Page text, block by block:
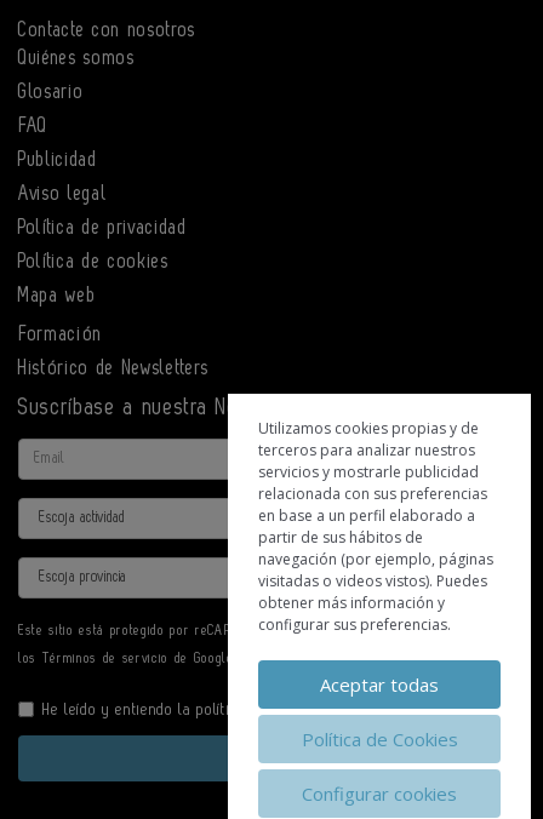
Contacte con nosotros
Quiénes somos
Glosario
FAQ
Publicidad
Aviso legal
Política de privacidad
Política de cookies
Mapa web
Formación
Histórico de Newsletters
Suscríbase a nuestra Newsletter
Email
Actividad
Provincia
Este sitio está protegido por reCAPTCHA y se aplican laPolítica de privacidad
los Términos de servicio de Google.
He leído y entiendo lapolítica de privacidad
Enviar
Utilizamos cookies propias y de
terceros para analizar nuestros
servicios y mostrarle publicidad
relacionada con sus preferencias
en base a un perfil elaborado a
partir de sus hábitos de
navegación (por ejemplo, páginas
visitadas o videos vistos). Puedes
obtener más información y
configurar sus preferencias.
Aceptar todas
Política de Cookies
Configurar cookies